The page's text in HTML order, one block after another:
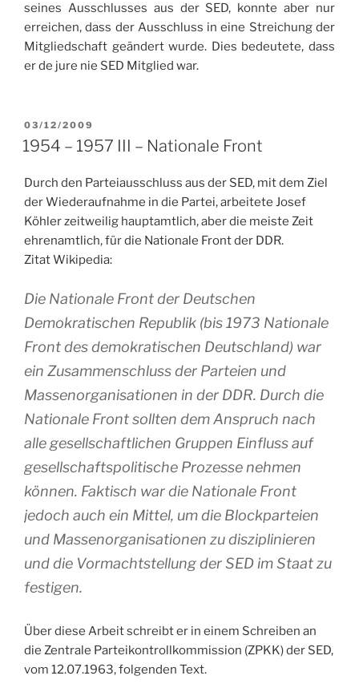
seines Ausschlusses aus der SED, konnte aber nur
erreichen, dass der Ausschluss in eine Streichung der
Mitgliedschaft geändert wurde. Dies bedeutete, dass
er de jure nie SED Mitglied war.
VERÖFFENTLICHT
AM
03/12/2009
1954 – 1957 III – Nationale Front
Durch den Parteiausschluss aus der SED, mit dem Ziel
der Wiederaufnahme in die Partei, arbeitete Josef
Köhler zeitweilig hauptamtlich, aber die meiste Zeit
ehrenamtlich, für die Nationale Front der DDR.
Zitat Wikipedia:
Die Nationale Front der Deutschen
Demokratischen Republik (bis 1973 Nationale
Front des demokratischen Deutschland) war
ein Zusammenschluss der Parteien und
Massenorganisationen in der DDR. Durch die
Nationale Front sollten dem Anspruch nach
alle gesellschaftlichen Gruppen Einfluss auf
gesellschaftspolitische Prozesse nehmen
können. Faktisch war die Nationale Front
jedoch auch ein Mittel, um die Blockparteien
und Massenorganisationen zu disziplinieren
und die Vormachtstellung der SED im Staat zu
festigen.
Über diese Arbeit schreibt er in einem Schreiben an
die Zentrale Parteikontrollkommission (ZPKK) der SED,
vom 12.07.1963, folgenden Text.